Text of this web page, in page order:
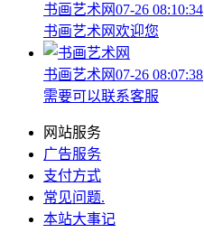
书画艺术网07-26 08:10:34
书画艺术网欢迎您
书画艺术网07-26 08:07:38
需要可以联系客服
网站服务
广告服务
支付方式
常见问题.
本站大事记